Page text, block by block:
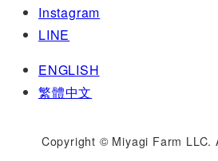
Instagram
LINE
ENGLISH
繁體中文
Copyright © Miyagi Farm LLC.